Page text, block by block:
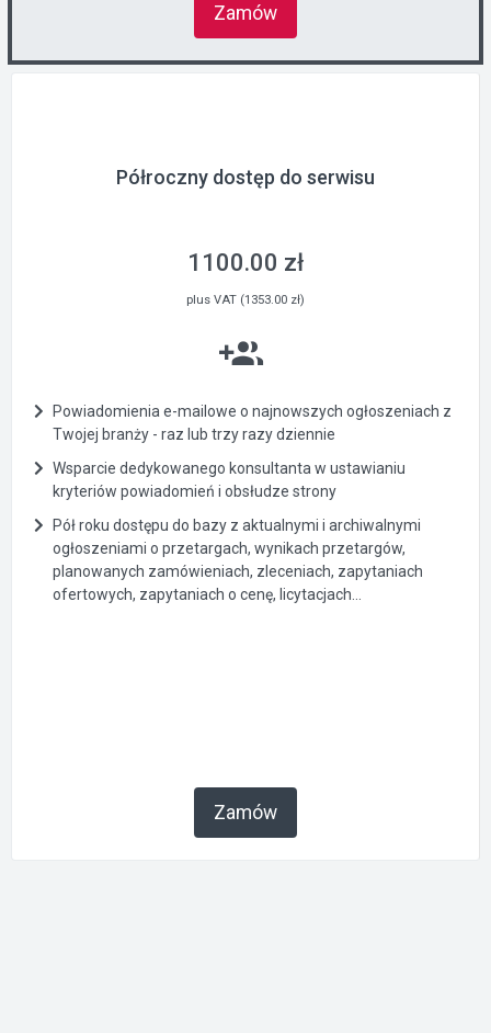
Zamów
Półroczny dostęp do serwisu
1100.00 zł
plus VAT (1353.00 zł)
Powiadomienia e-mailowe o najnowszych ogłoszeniach z
Twojej branży - raz lub trzy razy dziennie
Wsparcie dedykowanego konsultanta w ustawianiu
kryteriów powiadomień i obsłudze strony
Pół roku dostępu do bazy z aktualnymi i archiwalnymi
ogłoszeniami o przetargach, wynikach przetargów,
planowanych zamówieniach, zleceniach, zapytaniach
ofertowych, zapytaniach o cenę, licytacjach...
Zamów